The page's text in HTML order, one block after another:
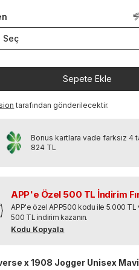
Seç
Sepete Ekle
tarafından gönderilecektir.
Bonus kartlara vade farksız 4
824 TL
APP'e Özel 500 TL İndirim
APP'e özel APP500 kodu ile 5.000 TL
500 TL indirim kazanın.
Kodu Kopyala
x 1908 Jogger Unisex